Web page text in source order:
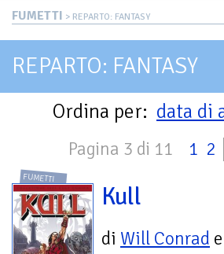
FUMETTI > REPARTO: FANTASY
REPARTO: FANTASY
Ordina per: data di
Pagina 3 di 11 1 2
FUMETTI
Kull
di Will Conrad e